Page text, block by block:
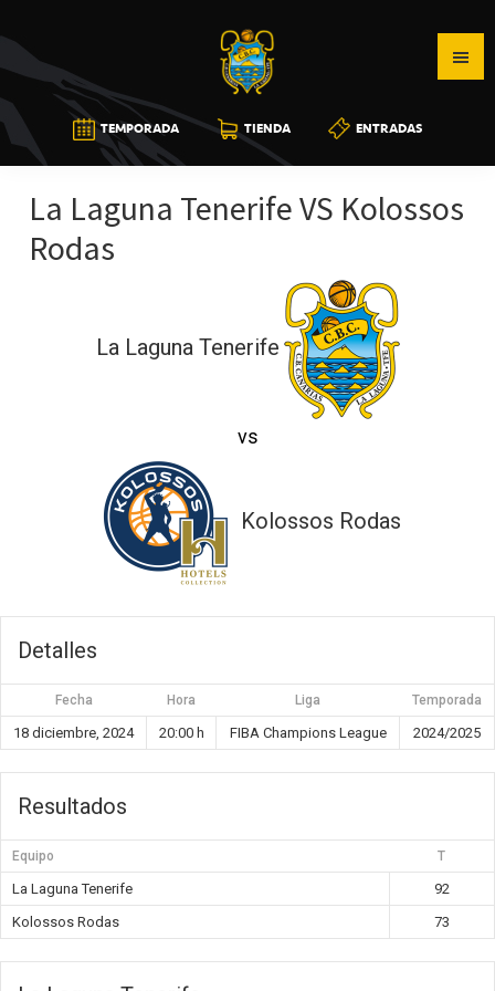
a
la
navegación
principal
al
contenido
principal
a
la
barra
lateral
principal
CB
CANARIAS
TEMPORADA TIENDA ENTRADAS
La Laguna Tenerife VS Kolossos
Rodas
La Laguna Tenerife
vs
Kolossos Rodas
Detalles
Fecha Hora Liga Temporada
18 diciembre, 2024 20:00 h FIBA Champions League 2024/2025
Resultados
Equipo T
La Laguna Tenerife
92
Kolossos Rodas
73